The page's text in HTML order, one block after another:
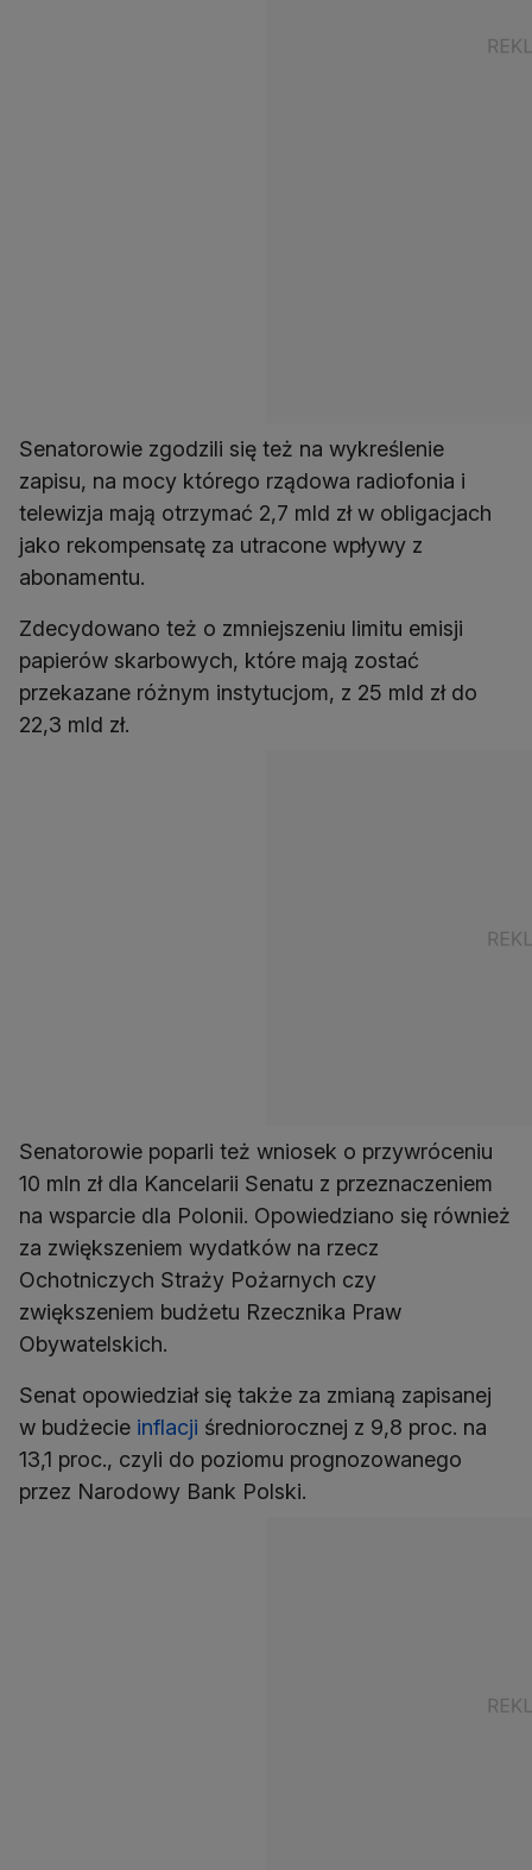
Senatorowie zgodzili się też na wykreślenie
zapisu, na mocy którego rządowa radiofonia i
telewizja mają otrzymać 2,7 mld zł w obligacjach
jako rekompensatę za utracone wpływy z
abonamentu.
Zdecydowano też o zmniejszeniu limitu emisji
papierów skarbowych, które mają zostać
przekazane różnym instytucjom, z 25 mld zł do
22,3 mld zł.
Senatorowie poparli też wniosek o przywróceniu
10 mln zł dla Kancelarii Senatu z przeznaczeniem
na wsparcie dla Polonii. Opowiedziano się również
za zwiększeniem wydatków na rzecz
Ochotniczych Straży Pożarnych czy
zwiększeniem budżetu Rzecznika Praw
Obywatelskich.
Senat opowiedział się także za zmianą zapisanej
w budżecie inflacji średniorocznej z 9,8 proc. na
13,1 proc., czyli do poziomu prognozowanego
przez Narodowy Bank Polski.